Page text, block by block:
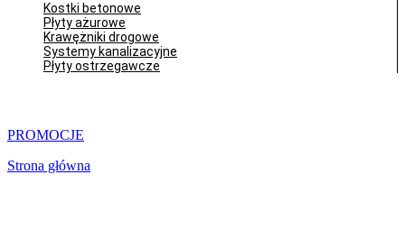
Kostki betonowe
Płyty ażurowe
Krawężniki drogowe
Systemy kanalizacyjne
Płyty ostrzegawcze
PROMOCJE
Strona główna